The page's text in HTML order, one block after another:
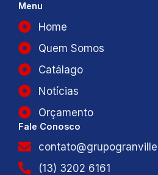
Menu
Home
Quem Somos
Catálago
Notícias
Orçamento
Fale Conosco
(13) 3202 6161